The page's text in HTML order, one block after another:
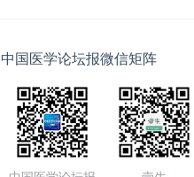
中国医学论坛报微信矩阵